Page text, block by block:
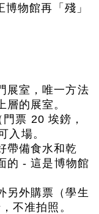
物館再「殘」
展室，唯一方法
的展室。
票 20 埃鎊，
入場。
帶備食水和乾
的 - 這是博物館
另外購票（學生
不准拍照。